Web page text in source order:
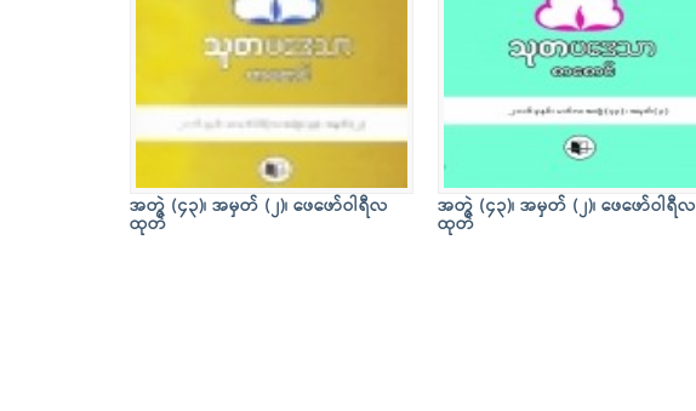
အတွဲ (၄၃)၊ အမှတ် (၂)၊ ဖေဖော်ဝါရီလ
ထုတ်
အတွဲ (၄၃)၊ အမှတ် (၂)၊ ဖေဖော်ဝါရီလ
ထုတ်